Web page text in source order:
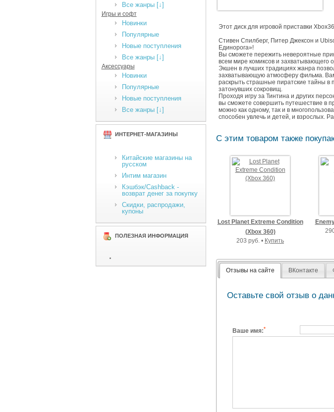
Все жанры [↓]
Игры и софт
Новинки
Популярные
Новые поступления
Все жанры [↓]
Аксессуары
Новинки
Популярные
Новые поступления
Все жанры [↓]
ИНТЕРНЕТ-МАГАЗИНЫ
Китайские магазины на
русском
Интим магазин
Кэшбэк/Cashback -
возврат денег за покупку
Скидки, распродажи,
купоны
ПОЛЕЗНАЯ ИНФОРМАЦИЯ
Этот диск для игровой приставки
Стивен Спилберг, Питер Джексон и
Единорога»!
Вы сможете пережить невероятные
всем мире комиксов и
Экшен в лучших традициях жанра
захватывающую атмосферу фильма. Вам
раскрыть страшные пиратские тайны в
затонувших сокровищ.
Проходя игру за Тинтина и других
вы сможете совершить путешествие в
можно как одному, так и в
способен увлечь и детей, и взрослых.
С этим товаром также
Lost Planet Extreme Condition
(Xbox 360)
203 руб. • Купить
Отзывы на сайте ВКонтакте
Оставьте свой отзыв о
Ваше имя:*